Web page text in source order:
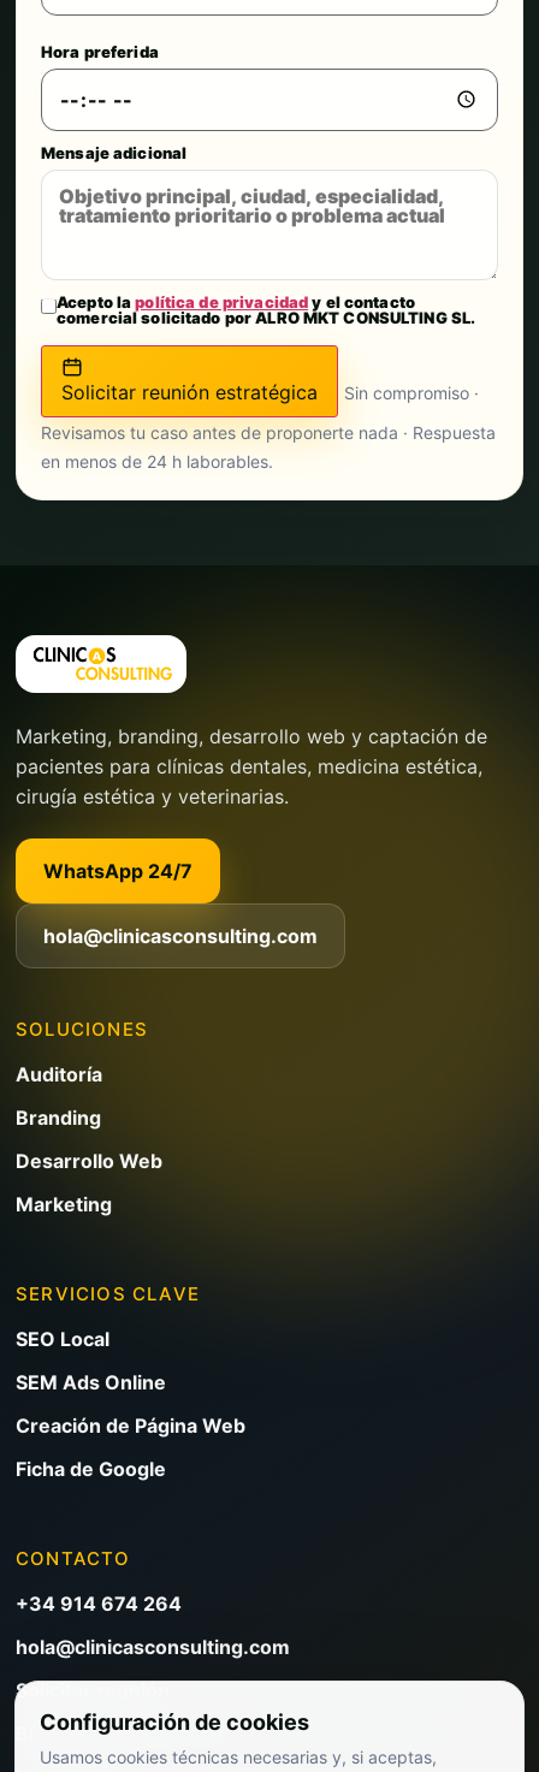
Hora preferida
Mensaje adicional
Acepto lapolítica de privacidady el contacto
comercial solicitado por ALRO MKT CONSULTING SL.
Solicitar reunión estratégica
Sin compromiso ·
Revisamos tu caso antes de proponerte nada · Respuesta
en menos de 24 h laborables.
Marketing, branding, desarrollo web y captación de
pacientes para clínicas dentales, medicina estética,
cirugía estética y veterinarias.
WhatsApp 24/7
hola@clinicasconsulting.com
SOLUCIONES
Auditoría
Branding
Desarrollo Web
Marketing
SERVICIOS CLAVE
SEO Local
SEM Ads Online
Creación de Página Web
Ficha de Google
CONTACTO
+34 914 674 264
hola@clinicasconsulting.com
Solicitar reunión
Blog de marketing clínico
Configuración de cookies
Usamos cookies técnicas necesarias y, si aceptas,